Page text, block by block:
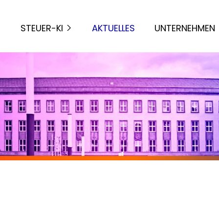
STEUER-KI AKTUELLES UNTERNEHMEN